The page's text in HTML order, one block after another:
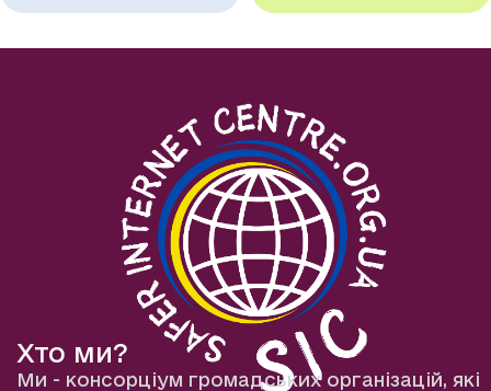
Хто ми?
Ми - консорціум громадських організацій, які